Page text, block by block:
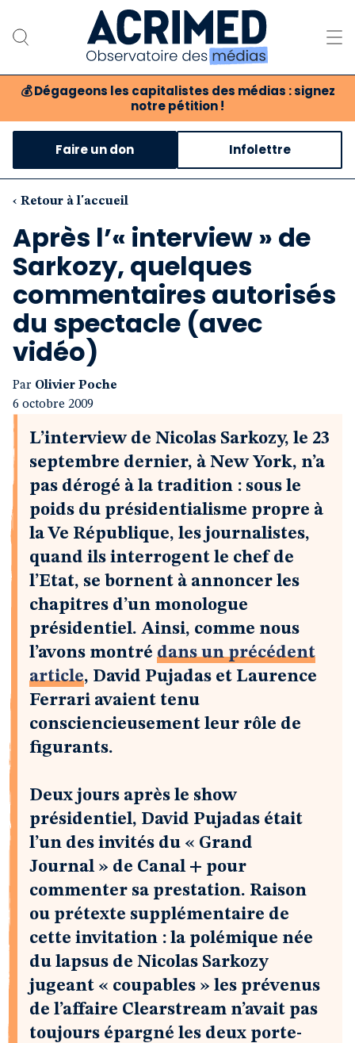
💰 Dégageons les capitalistes des médias : signez
notre pétition !
Notre association
Notre critique des médias
Nos propositions
Notre revue
Boutique
Faire un don Infolettre
‹ Retour à l'accueil
Après l’« interview » de
Sarkozy, quelques
commentaires autorisés
du spectacle (avec
vidéo)
Par Olivier Poche
6 octobre 2009
L’interview de Nicolas Sarkozy, le 23
septembre dernier, à New York, n’a
pas dérogé à la tradition : sous le
poids du présidentialisme propre à
la Ve République, les journalistes,
quand ils interrogent le chef de
l’Etat, se bornent à annoncer les
chapitres d’un monologue
présidentiel. Ainsi, comme nous
l’avons montré dans un précédent
article, David Pujadas et Laurence
Ferrari avaient tenu
consciencieusement leur rôle de
figurants.
Deux jours après le show
présidentiel, David Pujadas était
l’un des invités du « Grand
Journal » de Canal + pour
commenter sa prestation. Raison
ou prétexte supplémentaire de
cette invitation : la polémique née
du lapsus de Nicolas Sarkozy
jugeant « coupables » les prévenus
de l’affaire Clearstream n’avait pas
toujours épargné les deux porte-